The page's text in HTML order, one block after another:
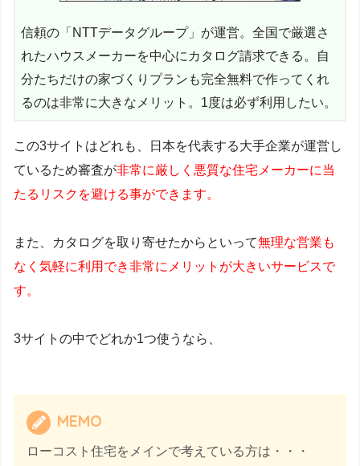
信頼の「NTTデータグループ」が運営。全国で厳選さ
れたハウスメーカーを中心にカタログ請求できる。自
分たちだけの家づくりプランも完全無料で作ってくれ
るのは非常に大きなメリット。1度は必ず利用したい。
この3サイトはどれも、日本を代表する大手企業が運営し
ているため審査が非常に厳しく悪質な住宅メーカーに当
たるリスクを避ける事ができます。
また、カタログを取り寄せたからといって無理な営業も
なく気軽に利用でき非常にメリットが大きいサービスで
す。
3サイトの中でどれか1つ使うなら、
MEMO
ローコスト住宅をメインで考えている方は・・・